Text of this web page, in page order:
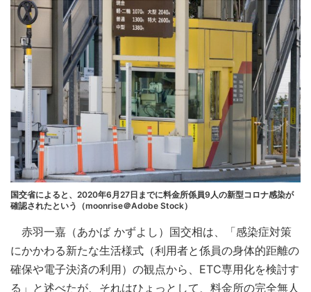
国交省によると、2020年6月27日までに料金所係員9人の新型コロナ感染が
確認されたという（moonrise＠Adobe Stock）
赤羽一嘉（あかば かずよし）国交相は、「感染症対策
にかかわる新たな生活様式（利用者と係員の身体的距離の
確保や電子決済の利用）の観点から、ETC専用化を検討す
る」と述べたが、それはひょっとして、料金所の完全無人